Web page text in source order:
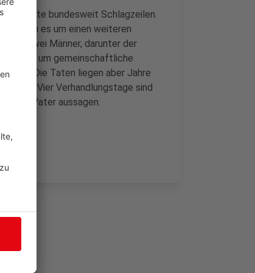
machte bundesweit Schlagzeilen.
in dem es um einen weiteren
sind zwei Männer, darunter der
u.a. um gemeinschaftliche
ist. Die Taten liegen aber Jahre
Vier Verhandlungstage sind
ihren Vater aussagen.